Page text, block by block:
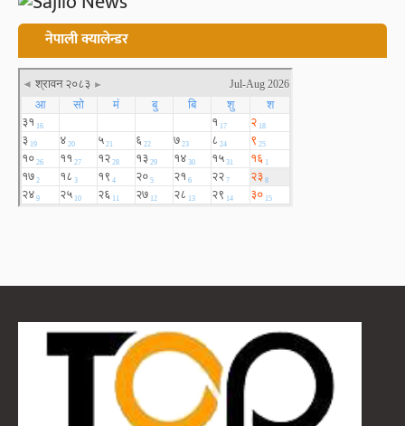
नेपाली क्यालेन्डर